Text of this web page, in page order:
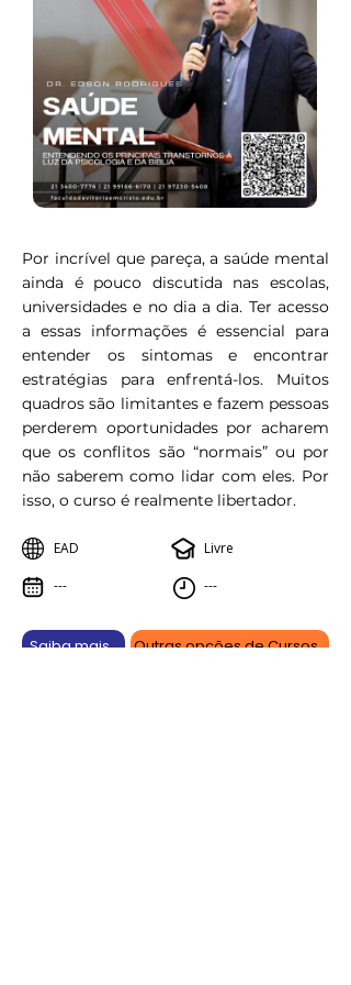
Por incrível que pareça, a saúde mental
ainda é pouco discutida nas escolas,
universidades e no dia a dia. Ter acesso
a essas informações é essencial para
entender os sintomas e encontrar
estratégias para enfrentá-los. Muitos
quadros são limitantes e fazem pessoas
perderem oportunidades por acharem
que os conflitos são “normais” ou por
não saberem como lidar com eles. Por
isso, o curso é realmente libertador.
EAD
---
Livre
---
Saiba mais Outras opções de Cursos